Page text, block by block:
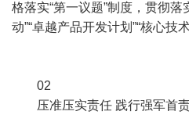
格落实“第一议题”制度，贯彻
动”“卓越产品开发计划”“核心
02
压准压实责任 践行强军首